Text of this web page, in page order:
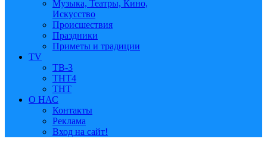
Музыка, Театры, Кино,
Искусство
Происшествия
Праздники
Приметы и традиции
TV
ТВ-3
ТНТ4
ТНТ
О НАС
Контакты
Реклама
Вход на сайт!